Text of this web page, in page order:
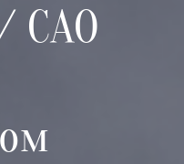
CAO